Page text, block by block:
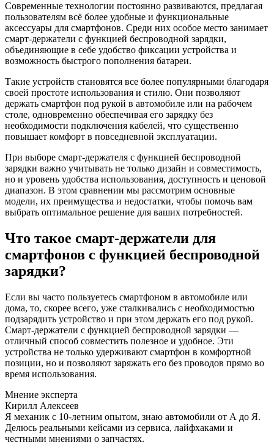
Современные технологии постоянно развиваются, предлагая
пользователям всё более удобные и функциональные
аксессуары для смартфонов. Среди них особое место занимает
смарт-держатели с функцией беспроводной зарядки,
объединяющие в себе удобство фиксации устройства и
возможность быстрого пополнения батареи.
Такие устройств становятся все более популярными благодаря
своей простоте использования и стилю. Они позволяют
держать смартфон под рукой в автомобиле или на рабочем
столе, одновременно обеспечивая его зарядку без
необходимости подключения кабелей, что существенно
повышает комфорт в повседневной эксплуатации.
При выборе смарт-держателя с функцией беспроводной
зарядки важно учитывать не только дизайн и совместимость,
но и уровень удобства использования, доступность и ценовой
диапазон. В этом сравнении мы рассмотрим основные
модели, их преимущества и недостатки, чтобы помочь вам
выбрать оптимальное решение для ваших потребностей.
Что такое смарт-держатели для
смартфонов с функцией беспроводной
зарядки?
Если вы часто пользуетесь смартфоном в автомобиле или
дома, то, скорее всего, уже сталкивались с необходимостью
подзарядить устройство и при этом держать его под рукой.
Смарт-держатели с функцией беспроводной зарядки —
отличный способ совместить полезное и удобное. Эти
устройства не только удерживают смартфон в комфортной
позиции, но и позволяют заряжать его без проводов прямо во
время использования.
Мнение эксперта
Кирилл Алексеев
Я механик с 10-летним опытом, знаю автомобили от А до Я.
Делюсь реальными кейсами из сервиса, лайфхаками и
честными мнениями о запчастях.